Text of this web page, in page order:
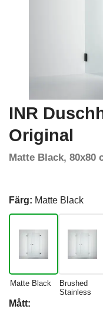
INR
Original
Matte Black, 80x80
Färg: Matte Black
Matte Black
Brushed
Stainless
Mått: